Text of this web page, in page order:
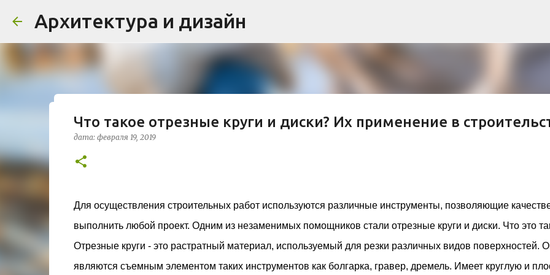
Архитектура и дизайн
Проект дома в стиле модерна и современной биомимикрии
Жардена»
дата:
бюро Vincent Callebaut Architectures. Проект, расположенный на территории бывшей пехотной школы
районе Cité Créative, стал примером гармоничной интеграции современной архитектуры в
контекст. Комплекс состоит из двух объектов: «Théia» (75 квартир, из которых 17 — социального
назначения, общая площадь 5 364 м²) и «Opale & Sens» (38 квартир, включая 11 доступных, площадь 2 845
В общей сложности 113 жилых единиц спроектированы с учетом строгих норм пожарной безопасности,
принципов биоразнообразия и социальной инклюзивности. Успех проекта был подтвержден победой
Что такое отрезные круги и диски? Их применение в
дата: февраля 19, 2019
Для осуществления строительных работ используются различные инструменты, позволяющие
выполнить любой проект. Одним из незаменимых помощников стали отрезные круги и диски. Что это
Отрезные круги - это растратный материал, используемый для резки различных видов поверхностей.
являются съемным элементом таких инструментов как болгарка, гравер, дремель. Имеет круглую и